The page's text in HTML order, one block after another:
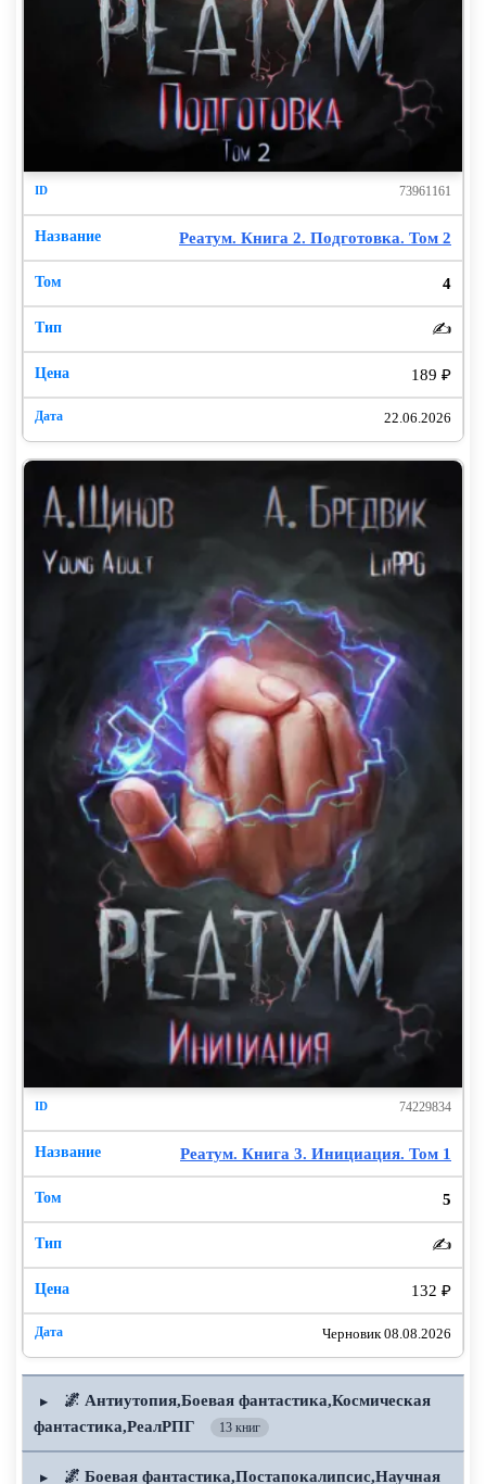
73961161
Реатум. Книга 2. Подготовка. Том 2
4
✍️
189 ₽
22.06.2026
74229834
Реатум. Книга 3. Инициация. Том 1
5
✍️
132 ₽
Черновик 08.08.2026
▶
🌌 Антиутопия,Боевая фантастика,Космическая
фантастика,РеалРПГ
13 книг
▶ 🌌 Боевая фантастика,Постапокалипсис,Научная